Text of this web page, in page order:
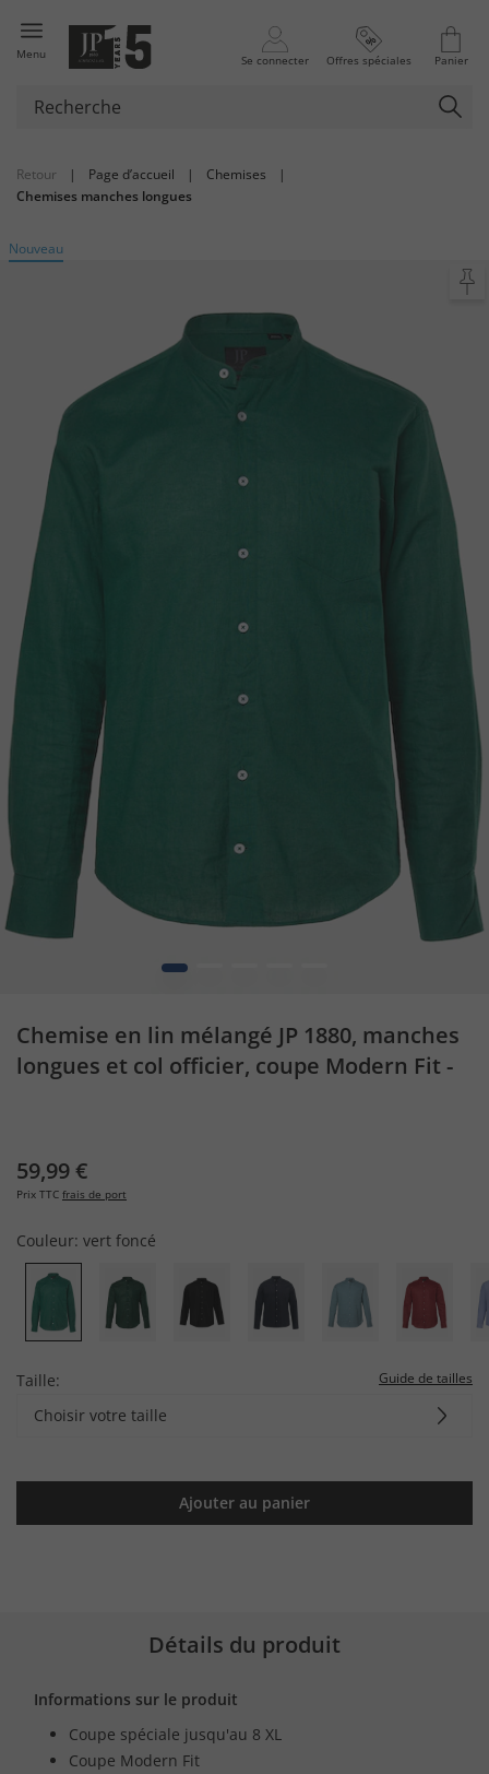
Menu Se connecter Offres spéciales Panier
Retour | Page d’accueil | Chemises
|
Chemises manches longues
Nouveau
1
Chemise en lin mélangé JP 1880, manches
longues et col officier, coupe Modern Fit -
59,99 €
Prix TTC frais de port
Couleur: vert foncé
Taille: Guide de tailles
Choisir votre taille
Ajouter au panier
Détails du produit
Informations sur le produit
Coupe spéciale jusqu'au 8 XL
Coupe Modern Fit